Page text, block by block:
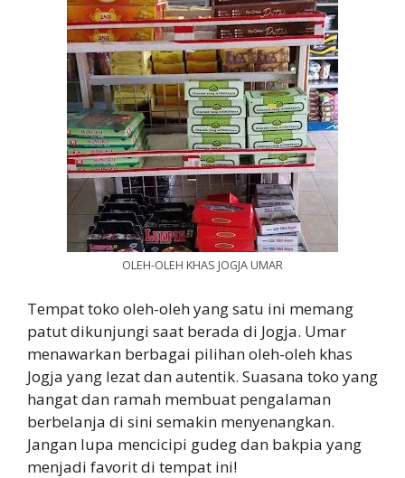
OLEH-OLEH KHAS JOGJA UMAR
Tempat toko oleh-oleh yang satu ini memang
patut dikunjungi saat berada di Jogja. Umar
menawarkan berbagai pilihan oleh-oleh khas
Jogja yang lezat dan autentik. Suasana toko yang
hangat dan ramah membuat pengalaman
berbelanja di sini semakin menyenangkan.
Jangan lupa mencicipi gudeg dan bakpia yang
menjadi favorit di tempat ini!